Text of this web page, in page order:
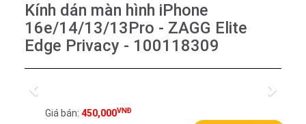
Kính dán màn hình iPhone
16e/14/13/13Pro - ZAGG Elite
Edge Privacy - 100118309
Previous Next
Giá bán: 450,000VNĐ